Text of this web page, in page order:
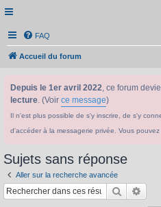
FAQ
Accueil du forum
Depuis le 1er avril 2022, ce forum
lecture. (Voir ce message)
Il n'est plus possible de s'y inscrire, de s'y
d'accéder à la messagerie privée. Vous
Sujets sans réponse
Aller sur la recherche avancée